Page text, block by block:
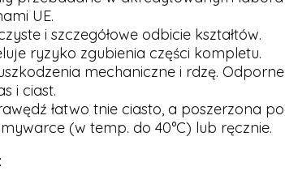
UE.
i szczegółowe odbicie kształtów.
ryzyko zgubienia części kompletu.
mechaniczne i rdzę.
i ciast.
łatwo tnie ciasto, a poszerzona
(w temp. do 40°C) lub ręcznie.